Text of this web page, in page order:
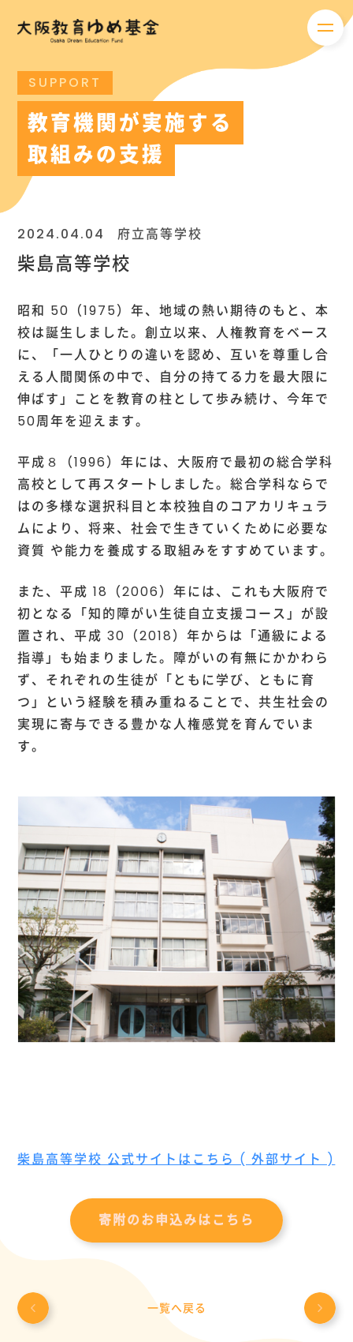
メニ
SUPPORT
教育機関が実施する
取組みの支援
2024.04.04 府立高等学校
柴島高等学校
昭和 50（1975）年、地域の熱い期待のもと、本
校は誕生しました。創立以来、人権教育をベース
に、「一人ひとりの違いを認め、互いを尊重し合
える人間関係の中で、自分の持てる力を最大限に
伸ばす」ことを教育の柱として歩み続け、今年で
50周年を迎えます。
平成８（1996）年には、大阪府で最初の総合学科
高校として再スタートしました。総合学科ならで
はの多様な選択科目と本校独自のコアカリキュラ
ムにより、将来、社会で生きていくために必要な
資質 や能力を養成する取組みをすすめています。
また、平成 18（2006）年には、これも大阪府で
初となる「知的障がい生徒自立支援コース」が設
置され、平成 30（2018）年からは「通級による
指導」も始まりました。障がいの有無にかかわら
ず、それぞれの生徒が「ともに学び、ともに育
つ」という経験を積み重ねることで、共生社会の
実現に寄与できる豊かな人権感覚を育んでいま
す。
柴島高等学校 公式サイトはこちら ( 外部サイト )
寄附のお申込みはこちら
一覧へ戻る